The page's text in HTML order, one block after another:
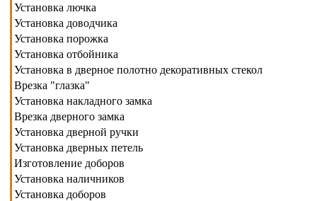
Установка лючка
Установка доводчика
Установка порожка
Установка отбойника
Установка в дверное полотно декоративных стекол
Врезка "глазка"
Установка накладного замка
Врезка дверного замка
Установка дверной ручки
Установка дверных петель
Изготовление доборов
Установка наличников
Установка доборов